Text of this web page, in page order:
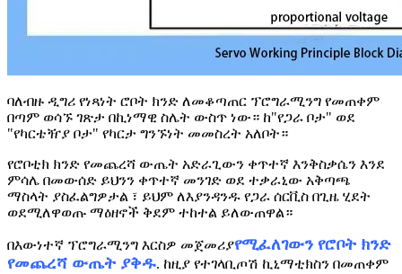
ባለብዙ ዲግሪ የነጻነት ሮቦት ክንድ ለመቆጣጠር ፕሮግራሚንግ የመጠቀም
በጣም ወሳኙ ገጽታ በኪነማዊ ስሌት ውስጥ ነው። ከ"የጋራ ቦታ" ወደ
"የካርቴዥያ ቦታ" የካርታ ግንኙነት መመስረት አለቦት።
የሮቦቲክ ክንድ የመጨረሻ ውጤት አድራጊውን ቀጥተኛ እንቅስቃሴን እንደ
ምሳሌ በመውሰድ ይህንን ቀጥተኛ መንገድ ወደ ተቃራኒው አቅጣጫ
ማስላት ያስፈልግዎታል ፣ ይህም ለእያንዳንዱ የጋራ ሰርቪስ በጊዜ ሂደት
ወደሚለዋወጡ ማዕዘኖች ቅደም ተከተል ይለውጠዋል።
በእውነተኛ ፕሮግራሚንግ እርስዎ መጀመሪያየሚፈለገውን የሮቦት ክንድ
የመጨረሻ ውጤት ያቅዱ. ከዚያ የተገላቢጦሽ ኪኒማቲክስን በመጠቀም